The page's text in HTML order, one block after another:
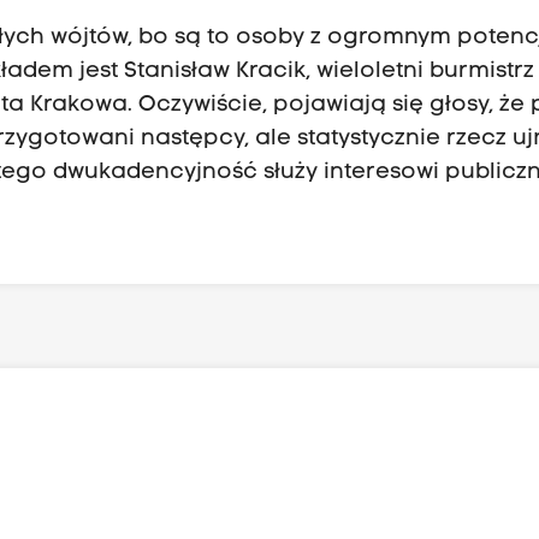
wójtów, bo są to osoby z ogromnym
jest Stanisław Kracik, wieloletni burmistrz
Krakowa. Oczywiście, pojawiają się głosy, że
następcy, ale statystycznie rzecz
dwukadencyjność służy interesowi